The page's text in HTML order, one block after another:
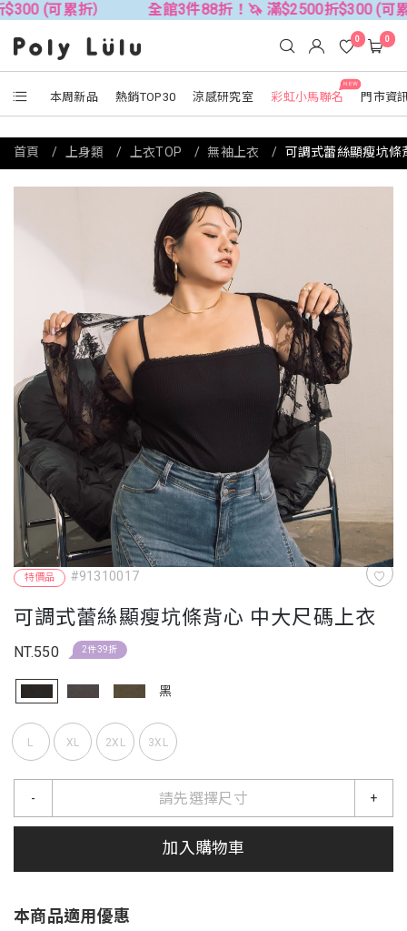
） 全館3件88折！🦄 滿$2500折$300 (可累折）
本周新品 熱銷TOP30 涼感研究室
NEW
彩虹小馬聯名 門市資
0 0
特價品 #91310017
可調式蕾絲顯瘦坑條背心 中大尺碼上衣
NT.550 2件39折
黑
L XL 2XL 3XL
請先選擇尺寸
- +
加入購物車
本商品適用優惠
首頁 上身類 上衣TOP 無袖上衣 可調式蕾絲顯瘦坑